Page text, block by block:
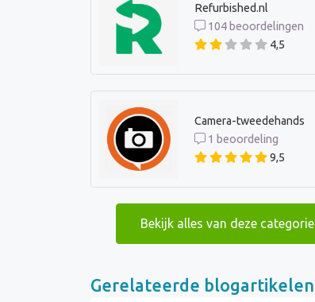
Refurbished.nl
104 beoordelingen
4,5
Camera-tweedehands
1 beoordeling
9,5
Bekijk alles van deze categorie
Gerelateerde blogartikelen